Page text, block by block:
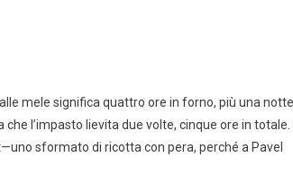
mele significa quattro ore in forno, più una notte
l’impasto lievita due volte, cinque ore in totale.
sformato di ricotta con pera, perché a Pavel